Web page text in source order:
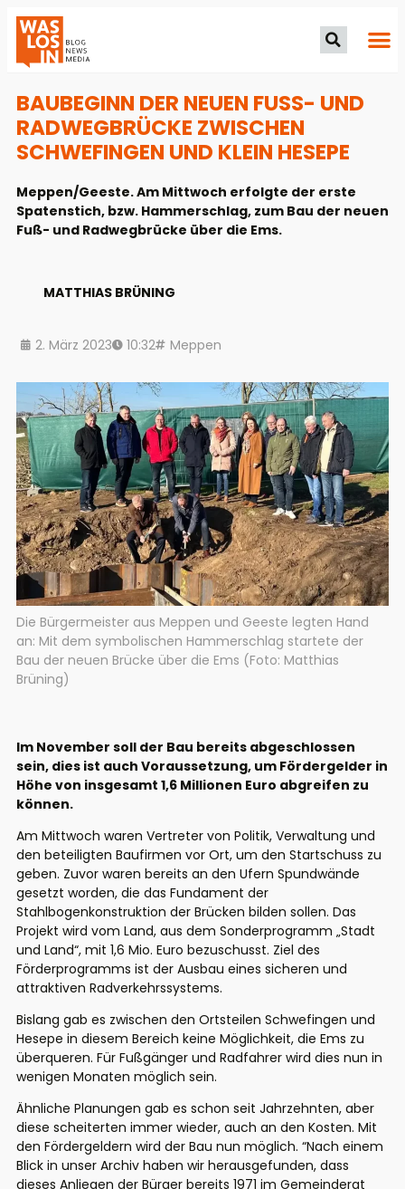
BAUBEGINN DER NEUEN FUSS- UND R
AD­WEGBRÜC­KE ZWISCHEN S
CHWEFINGEN UND KLEIN HESEPE
Meppen/Geeste. Am Mittwoch erfolgte der erste
Spatenstich, bzw. Hammerschlag, zum Bau der neuen
Fuß- und Radwegbrücke über die Ems.
MATTHIAS BRÜNING
2. März 2023 10:32 Meppen
Die Bürgermeister aus Meppen und Geeste legten Hand
an: Mit dem symbolischen Hammerschlag startete der
Bau der neuen Brücke über die Ems (Foto: Matthias
Brüning)
Im November soll der Bau bereits abgeschlossen
sein, dies ist auch Voraussetzung, um Fördergelder in
Höhe von insgesamt 1,6 Millionen Euro abgreifen zu
können.
Am Mittwoch waren Vertreter von Politik, Verwaltung und
den beteiligten Baufirmen vor Ort, um den Startschuss zu
geben. Zuvor waren bereits an den Ufern Spundwände
gesetzt worden, die das Fundament der
Stahlbogenkonstruktion der Brücken bilden sollen. Das
Projekt wird vom Land, aus dem Sonderprogramm „Stadt
und Land“, mit 1,6 Mio. Euro bezuschusst. Ziel des
Förderprogramms ist der Ausbau eines sicheren und
attraktiven Radverkehrssystems.
Bislang gab es zwischen den Ortsteilen Schwefingen und
Hesepe in diesem Bereich keine Möglichkeit, die Ems zu
überqueren. Für Fußgänger und Radfahrer wird dies nun in
wenigen Monaten möglich sein.
Ähnliche Planungen gab es schon seit Jahrzehnten, aber
diese scheiterten immer wieder, auch an den Kosten. Mit
den Fördergeldern wird der Bau nun möglich. “Nach einem
Blick in unser Archiv haben wir herausgefunden, dass
dieses Anliegen der Bürger bereits 1971 im Gemeinderat